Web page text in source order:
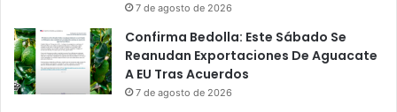
7 de agosto de 2026
Confirma Bedolla: Este Sábado Se
Reanudan Exportaciones De Aguacate
A EU Tras Acuerdos
7 de agosto de 2026